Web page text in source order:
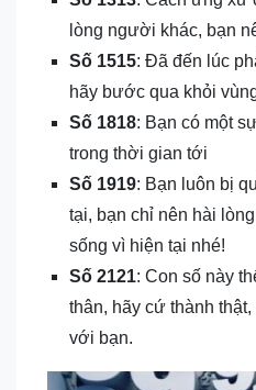
lòng người khác, bạn
Số 1515: Đã đến lúc
hãy bước qua khỏi
Số 1818: Bạn có một
trong thời gian tới
Số 1919: Bạn luôn bị
tại, bạn chỉ nên hài
sống vì hiện tại nhé!
Số 2121: Con số này
thân, hãy cứ thành
với bạn.